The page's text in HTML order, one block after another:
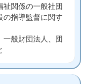
祉関係の一般社団
の指導監督に関す
一般財団法人、団